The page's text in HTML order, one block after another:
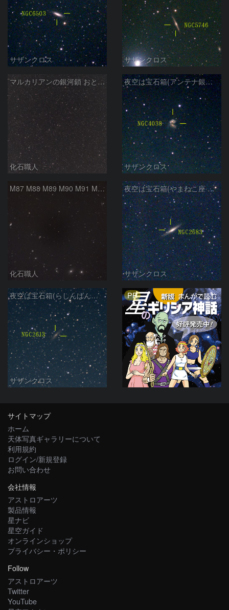
サザンクロス サザンクロス
マルカリアンの銀河鎖 おとめ座・ かみのけ座の銀河
化石職人
夜空は宝石箱(アンテナ銀河 NGC4038) Seestar50
サザンクロス
M87 M88 M89 M90 M91 M100 マルカリアンの銀河鎖 おとめ座 かみのけ座
化石職人
夜空は宝石箱(やまねこ座 NGC2683) Seestar50
サザンクロス
夜空は宝石箱(らしんばん座 NGC2613) Seestar50
サザンクロス
PR
サイトマップ
ホーム
天体写真ギャラリーについて
利用規約
ログイン/新規登録
お問い合わせ
会社情報
アストロアーツ
製品情報
星ナビ
星空ガイド
オンラインショップ
プライバシー・ポリシー
Follow
アストロアーツ
Twitter
YouTube